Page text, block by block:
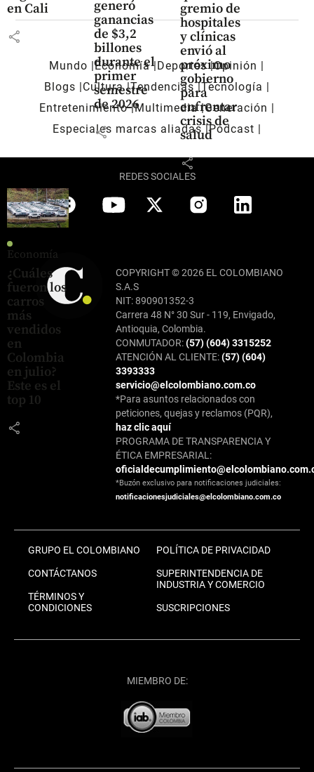
en Cali
share
generó
ganancias
de $3,2
billones
durante el
primer
semestre
de 2026
share
gremio de
hospitales
y clínicas
envió al
próximo
gobierno
para
enfrentar
crisis de
salud
share
Economía
¿Cuáles
fueron los
carros
más
vendidos
en
Colombia
en julio?
Este es el
top 10
share
Mundo Economía Deportes Opinión
Blogs
Cultura Tendencias Tecnología
Entretenimiento Multimedia Generación
Especiales marcas aliadas Pódcast
REDES SOCIALES
COPYRIGHT © 2026 EL COLOMBIANO
S.A.S
NIT: 890901352-3
Carrera 48 N° 30 Sur - 119, Envigado,
Antioquia, Colombia.
CONMUTADOR:(57) (604) 3315252
ATENCIÓN AL CLIENTE:(57) (604)
3393333
servicio@elcolombiano.com.co
*Para asuntos relacionados con
peticiones, quejas y reclamos (PQR),
haz clic aquí
PROGRAMA DE TRANSPARENCIA Y
ÉTICA EMPRESARIAL:
*Buzón exclusivo para notificaciones judiciales:
notificacionesjudiciales@elcolombiano.com.co
GRUPO EL COLOMBIANO
CONTÁCTANOS
TÉRMINOS Y
CONDICIONES
POLÍTICA DE PRIVACIDAD
SUPERINTENDENCIA DE
INDUSTRIA Y COMERCIO
SUSCRIPCIONES
MIEMBRO DE: